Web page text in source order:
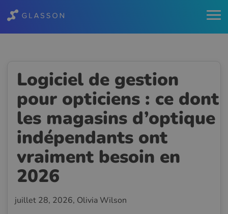
Logiciel de gestion
pour opticiens : ce dont
les magasins d’optique
indépendants ont
vraiment besoin en
2026
juillet 28, 2026, Olivia Wilson